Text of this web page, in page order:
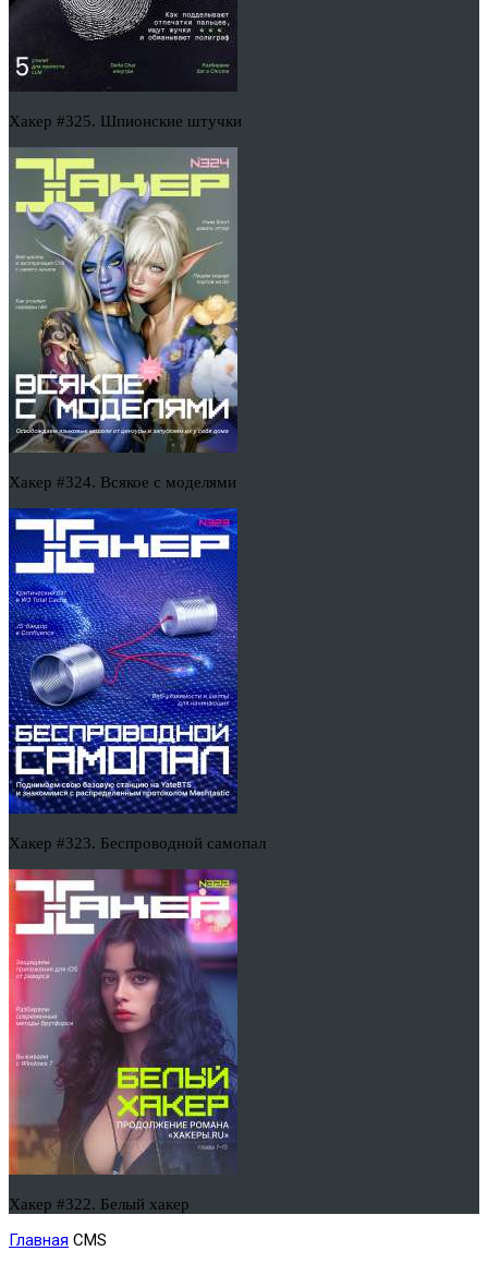
Хакер #325. Шпионские штучки
Хакер #324. Всякое с моделями
Хакер #323. Беспроводной самопал
Хакер #322. Белый хакер
Главная CMS